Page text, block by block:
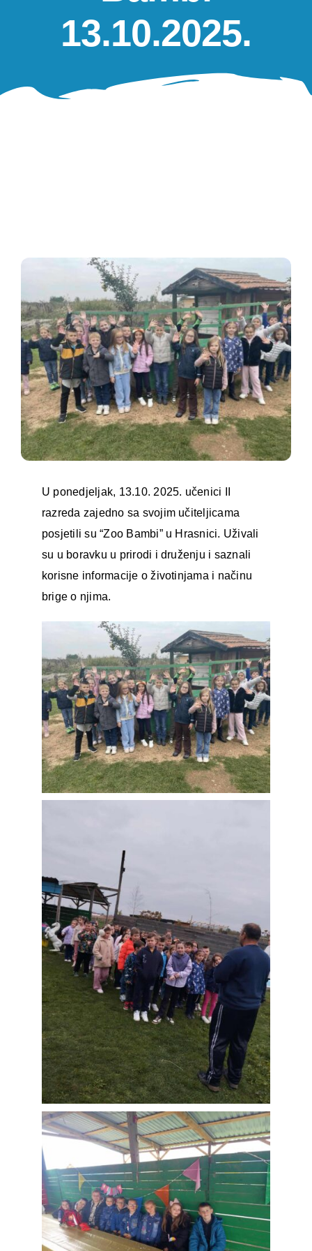
Aktivnosti13.10.2025.
U ponedjeljak, 13.10. 2025. učenici II
razreda zajedno sa svojim učiteljicama
posjetili su “Zoo Bambi” u Hrasnici. Uživali
su u boravku u prirodi i druženju i saznali
korisne informacije o životinjama i načinu
brige o njima.